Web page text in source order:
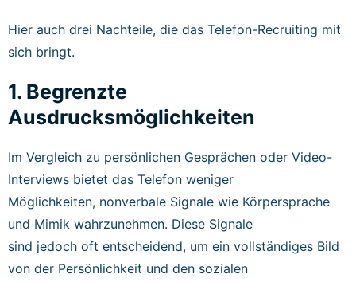
Hier auch drei Nachteile, die das Telefon-Recruiting mit
sich bringt.
1. Begrenzte
Ausdrucksmöglichkeiten
Im Vergleich zu persönlichen Gesprächen oder Video-
Interviews bietet das Telefon weniger
Möglichkeiten, nonverbale Signale wie Körpersprache
und Mimik wahrzunehmen. Diese Signale
sind jedoch oft entscheidend, um ein vollständiges Bild
von der Persönlichkeit und den sozialen